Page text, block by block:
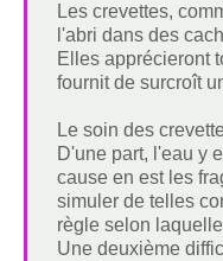
Les crevettes,
l'abri dans des
Elles apprécieront
fournit de surcroît
Le soin des
D'une part, l'eau y
cause en est les
simuler de telles
règle selon
Une deuxième